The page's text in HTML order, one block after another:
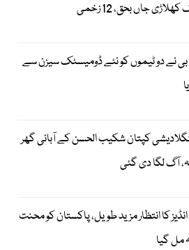
جاں بحق، 12 زخمی
نے دو ٹیموں کو نئے ڈومیسٹک سیزن سے
کپتان شکیب الحسن کے آبائی گھر
آگ لگا دی گئی
کا انتظار مزید طویل، پاکستان کو محنت
مل گیا